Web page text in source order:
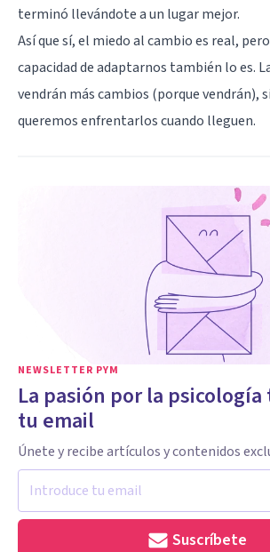
terminó llevándote a un lugar mejor.
Así que sí, el miedo al cambio es real,
capacidad de adaptarnos también lo es.
vendrán más cambios (porque vendrán),
queremos enfrentarlos cuando lleguen.
NEWSLETTER PYM
La pasión por la
tu email
Únete y recibe artículos y contenidos
Suscríbete